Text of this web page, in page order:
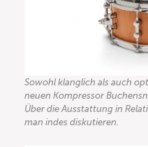
Sowohl klanglich als auch
neuen Kompressor
Über die Ausstattung in
man indes diskutieren.